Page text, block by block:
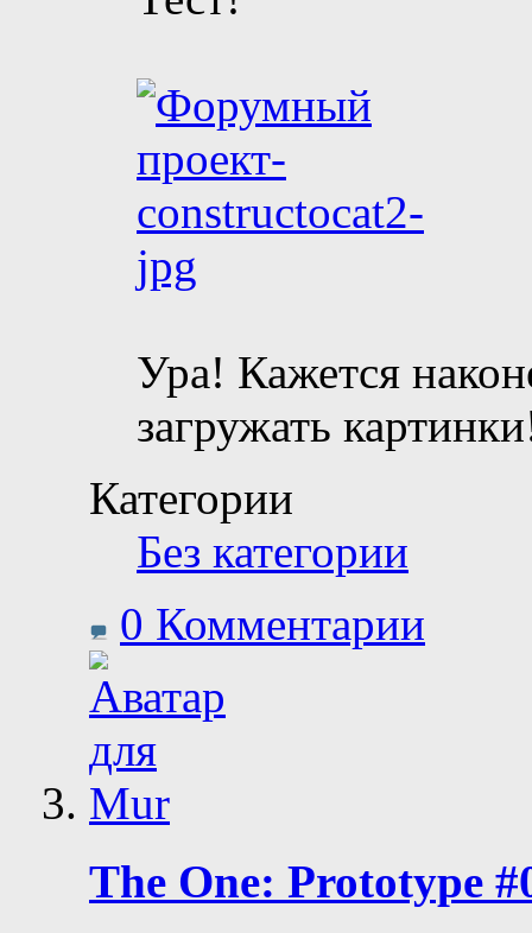
Ура! Кажется
загружать
Категории
Без категории
0 Комментарии
The One: Prototype